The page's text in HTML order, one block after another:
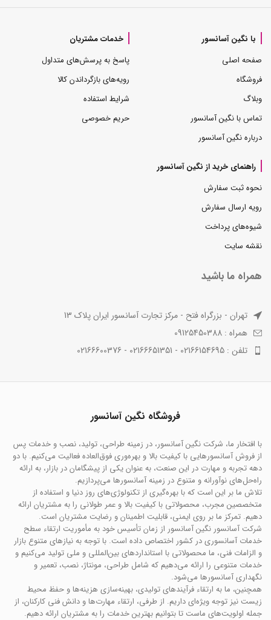
با نگین آسانسور
صفحه اصلی
فروشگاه
وبلاگ
تماس با نگین آسانسور
درباره نگین آسانسور
خدمات مشتریان
پاسخ به پرسش‌های متداول
رویه‌های بازگرداندن کالا
شرایط استفاده
حریم خصوصی
راهنمای خرید از نگین آسانسور
نحوه ثبت سفارش
رویه ارسال سفارش
شیوه‌های پرداخت
نقشه سایت
همراه ما باشید
تهران - بزرگراه فتح - مرکز تجارت آسانسور ایران پلاک 13
همراه : 09125450388
تلفن : 02166154695 - 02166651351 - 02166600376
فروشگاه نگین آسانسور
با افتخار ما، شرکت نگین آسانسور، در زمینه طراحی، تولید، نصب و خدمات پس
از فروش آسانسورهایی با کیفیت بالا و بهره‌وری فوق‌العاده فعالیت می‌کنیم. با دو
دهه تجربه و مهارت در این صنعت، به عنوان یکی از پیشگامان در بازار، به ارائه
راه‌حل‌های نوآورانه و متنوع در زمینه آسانسورها می‌پردازیم.
تلاش ما بر این است که با بهره‌گیری از تکنولوژی‌های روز دنیا و استفاده از
متخصصین مجرب، محصولاتی با کیفیت بالا و عمر طولانی را به مشتریان ارائه
دهیم. تمرکز ما بر روی ایمنی، قابلیت اطمینان و رضایت مشتریان است.
شرکت آسانسور نگین آسانسور از زمان تأسیس خود به مأموریت ارتقاء سطح
خدمات آسانسوری در کشور اختصاص داده است. با توجه به نیازهای متنوع بازار
و الزامات فنی، ما محصولاتی با استانداردهای بین‌المللی و ملی تولید می‌کنیم و
خدمات متنوعی را ارائه می‌دهیم که شامل طراحی، مونتاژ، نصب، تعمیر و
نگهداری آسانسورها می‌شود.
همچنین، ما به ارتقاء فرآیندهای تولیدی، بهینه‌سازی هزینه‌ها و حفظ محیط
زیست نیز توجه ویژه‌ای داریم. از طرفی، ارتقاء مهارت‌ها و دانش فنی کارکنان، از
جمله اولویت‌های ماست تا بتوانیم بهترین خدمات را به مشتریان ارائه دهیم.